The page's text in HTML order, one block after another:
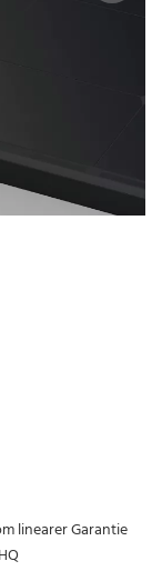
linearer Garantie